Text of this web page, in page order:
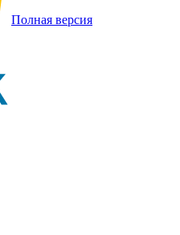
Полная версия